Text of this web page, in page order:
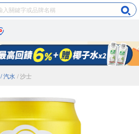
/ 汽水 / 沙士